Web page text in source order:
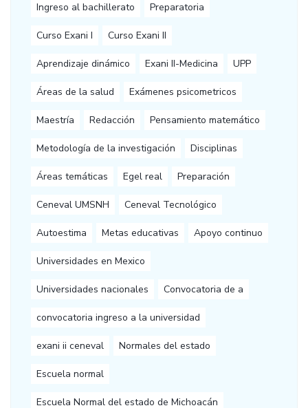
Ingreso al bachillerato Preparatoria
Curso Exani I Curso Exani II
Aprendizaje dinámico Exani II-Medicina UPP
Áreas de la salud Exámenes psicometricos
Maestría Redacción Pensamiento matemático
Metodología de la investigación Disciplinas
Áreas temáticas Egel real Preparación
Ceneval UMSNH Ceneval Tecnológico
Autoestima Metas educativas Apoyo continuo
Universidades en Mexico
Universidades nacionales Convocatoria de a
convocatoria ingreso a la universidad
exani ii ceneval Normales del estado
Escuela normal
Escuela Normal del estado de Michoacán